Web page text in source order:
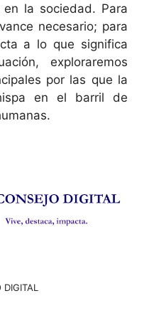
la sociedad. Para
necesario; para
a lo que significa
exploraremos
por las que la
en el barril de